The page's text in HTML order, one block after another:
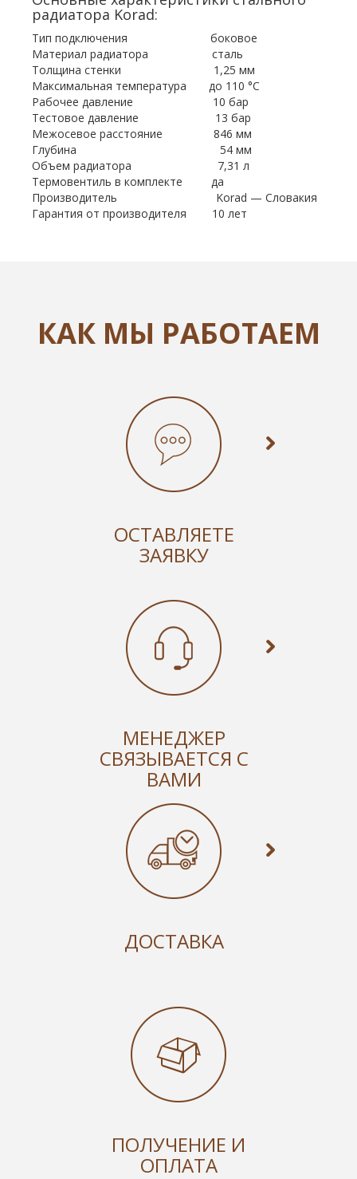
радиатора Korad:
Тип подключения боковое
Материал радиатора сталь
Толщина стенки 1,25 мм
Максимальная температура до 110 °С
Рабочее давление 10 бар
Тестовое давление 13 бар
Межосевое расстояние 846 мм
Глубина 54 мм
Объем радиатора 7,31 л
Термовентиль в комплекте да
Производитель Korad — Словакия
Гарантия от производителя 10 лет
КАК МЫ РАБОТАЕМ
ОСТАВЛЯЕТЕ
ЗАЯВКУ
МЕНЕДЖЕР
СВЯЗЫВАЕТСЯ С
ВАМИ
ДОСТАВКА
ПОЛУЧЕНИЕ И
ОПЛАТА